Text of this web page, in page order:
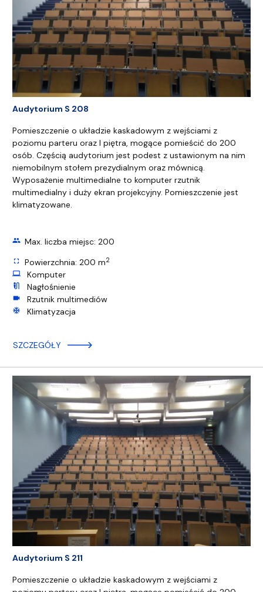
Audytorium S 208
Pomieszczenie o układzie kaskadowym z wejściami z
poziomu parteru oraz I piętra, mogące pomieścić do 200
osób. Częścią audytorium jest podest z ustawionym na nim
niemobilnym stołem prezydialnym oraz mównicą.
Wyposażenie multimedialne to komputer rzutnik
multimedialny i duży ekran projekcyjny. Pomieszczenie jest
klimatyzowane.
group Max. liczba miejsc: 200
fullscreen Powierzchnia: 200 m2
computer
Komputer
mic_external_on Nagłośnienie
videocam Rzutnik multimediów
ac_unit Klimatyzacja
SZCZEGÓŁY
Audytorium S 211
Pomieszczenie o układzie kaskadowym z wejściami z